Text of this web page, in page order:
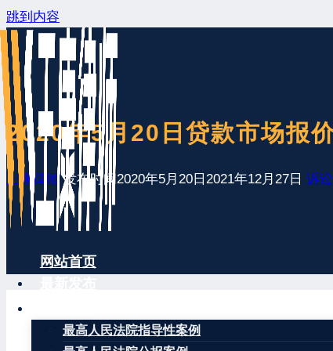
跳到内容
网站首页
最高人民法院指导性案例
2020年5月20日贷款市场报
王康律师 发布时间2020年5月20日 2021年12月27日 诉
2020年5